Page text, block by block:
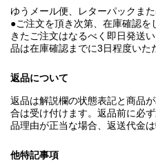
ゆうメール便、レターパックま
●ご注文を頂き次第、在庫確認
きたご注文はなるべく即日発送
品は在庫確認までに3日程度いた
返品について
返品は解説欄の状態表記と商品
合は受け付けます。返品前に必
品理由が正当な場合、返送代金は
他特記事項